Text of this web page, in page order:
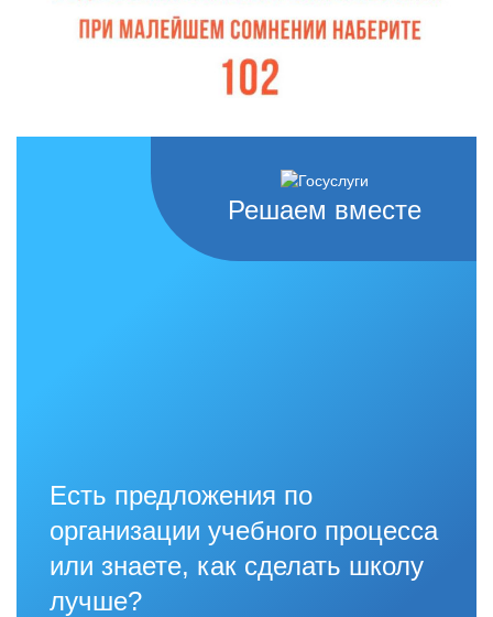
Решаем вместе
Есть предложения по
организации учебного процесса
или знаете, как сделать школу
лучше?